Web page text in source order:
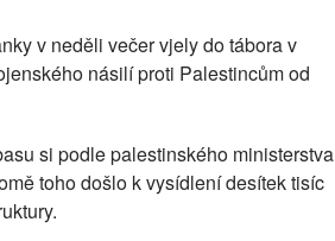
v neděli večer vjely do tábora v
násilí proti Palestincům od
si podle palestinského ministerstva
toho došlo k vysídlení desítek tisíc